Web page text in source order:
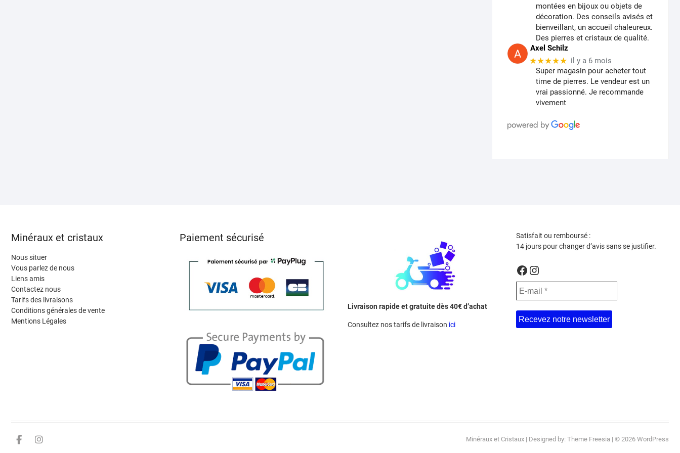
montées en bijoux ou objets de
décoration. Des conseils avisés et
bienveillant, un accueil chaleureux.
Des pierres et cristaux de qualité.
Axel Schilz
★★★★★ il y a 6 mois
Super magasin pour acheter tout
time de pierres. Le vendeur est un
vrai passionné. Je recommande
vivement
Minéraux et cristaux
Nous situer
Vous parlez de nous
Liens amis
Contactez nous
Tarifs des livraisons
Conditions générales de vente
Mentions Légales
Paiement sécurisé
Livraison rapide et gratuite dès 40€ d’achat
Consultez nos tarifs de livraison ici
Satisfait ou remboursé :
14 jours pour changer d’avis sans se justifier.
Facebook
Instagram
Facebook
Instagram Minéraux et Cristaux | Designed by: Theme Freesia | © 2026 WordPress